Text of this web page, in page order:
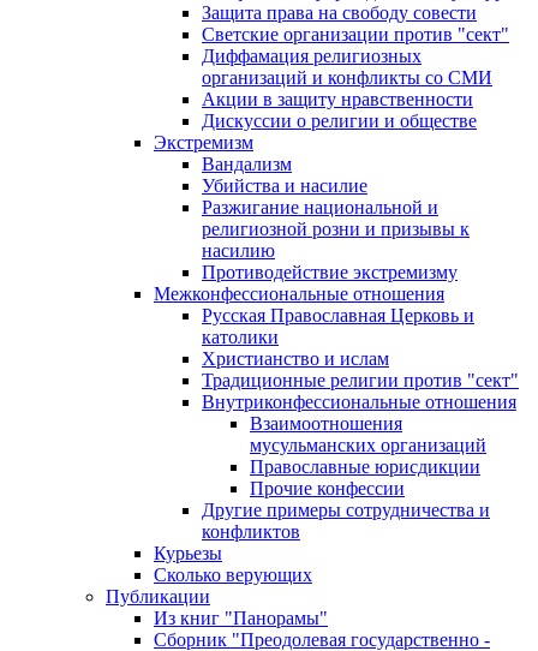
Защита права на свободу совести
Светские организации против "сект"
Диффамация религиозных
организаций и конфликты со СМИ
Акции в защиту нравственности
Дискуссии о религии и обществе
Экстремизм
Вандализм
Убийства и насилие
Разжигание национальной и
религиозной розни и призывы к
насилию
Противодействие экстремизму
Межконфессиональные отношения
Русская Православная Церковь и
католики
Христианство и ислам
Традиционные религии против "сект"
Внутриконфессиональные отношения
Взаимоотношения
мусульманских организаций
Православные юрисдикции
Прочие конфессии
Другие примеры сотрудничества и
конфликтов
Курьезы
Сколько верующих
Публикации
Из книг "Панорамы"
Сборник "Преодолевая государственно -